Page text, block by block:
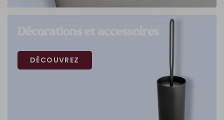
DÉCOUVREZ